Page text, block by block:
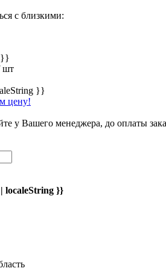
с близкими:
}}
шт
}}
цену!
у Вашего менеджера, до оплаты
localeString }}